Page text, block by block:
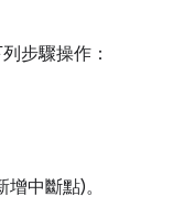
步驟操作：
增中斷點)。